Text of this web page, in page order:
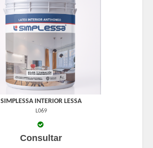
SIMPLESSA INTERIOR LESSA
L069
Consultar